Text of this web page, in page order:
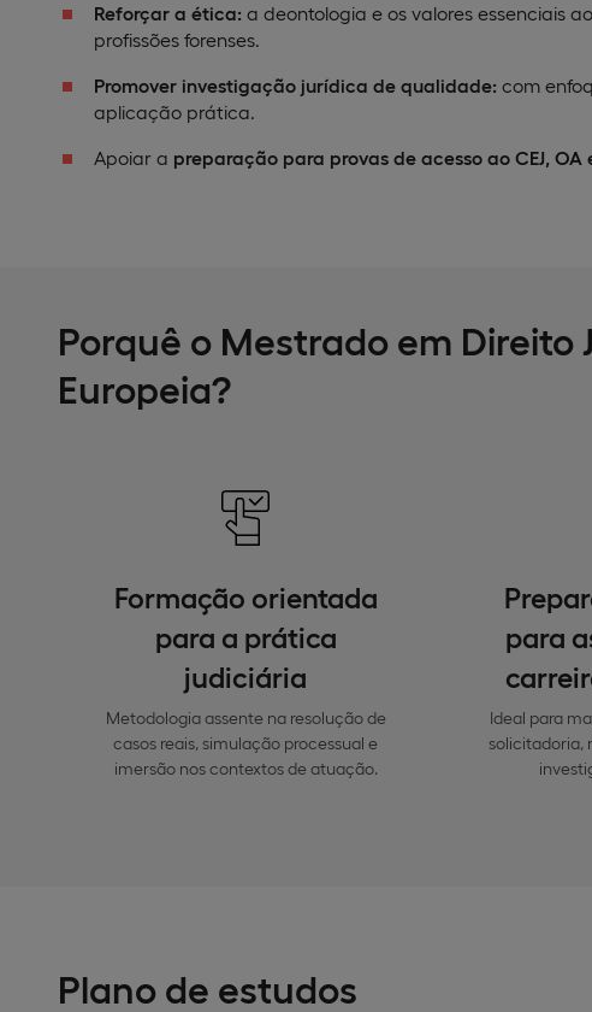
Reforçar a ética: a deontologia e os valores essenciais
profissões forenses.
Promover investigação jurídica de qualidade: com
aplicação prática.
Apoiar a preparação para provas de acesso ao CEJ, OA
Porquê o Mestrado em
Europeia?
Formação orientada
para a prática
judiciária
Metodologia assente na resolução de
casos reais, simulação processual e
imersão nos contextos de atuação.
para
Ideal para
solicitadoria,
Plano de estudos